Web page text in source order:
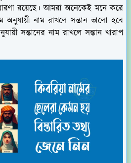
রয়েছে। আমরা অনেকেই মনে করে
অনুযায়ী নাম রাখলে সন্তান ভালো হবে
সন্তানের নাম রাখলে সন্তান খারাপ